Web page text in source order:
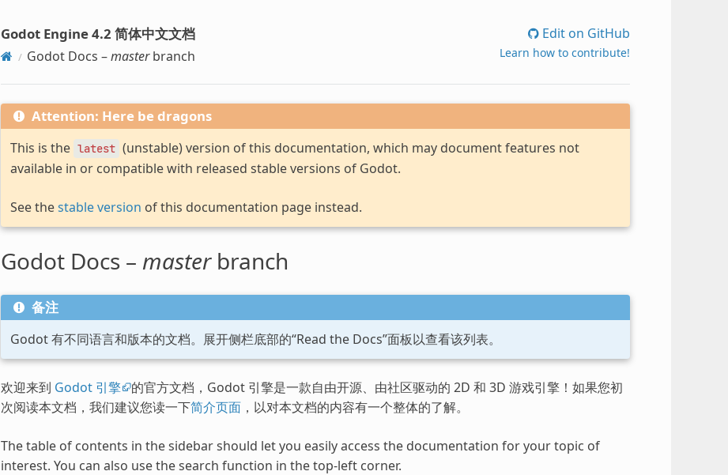
Godot Engine 4.2 简体中文文档
Godot Docs –masterbranch
Edit on GitHub
Learn how to contribute!
Attention: Here be dragons
This is the latest (unstable) version of this documentation, which may document features not
available in or compatible with released stable versions of Godot.
See thestable version of this documentation page instead.
Godot Docs – masterbranch
备注
Godot 有不同语言和版本的文档。展开侧栏底部的“Read the Docs”面板以查看该列表。
欢迎来到 Godot 引擎 的官方文档，Godot 引擎是一款自由开源、由社区驱动的 2D 和 3D 游戏引擎！如果您初
次阅读本文档，我们建议您读一下简介页面，以对本文档的内容有一个整体的了解。
The table of contents in the sidebar should let you easily access the documentation for your topic of
interest. You can also use the search function in the top-left corner.